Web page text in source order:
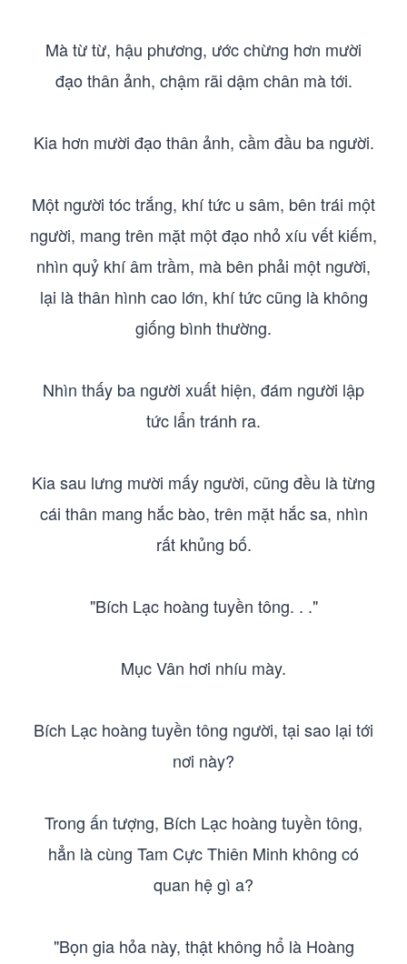
Mà từ từ, hậu phương, ước chừng hơn mười
đạo thân ảnh, chậm rãi dậm chân mà tới.
Kia hơn mười đạo thân ảnh, cầm đầu ba người.
Một người tóc trắng, khí tức u sâm, bên trái một
người, mang trên mặt một đạo nhỏ xíu vết kiếm,
nhìn quỷ khí âm trầm, mà bên phải một người,
lại là thân hình cao lớn, khí tức cũng là không
giống bình thường.
Nhìn thấy ba người xuất hiện, đám người lập
tức lẩn tránh ra.
Kia sau lưng mười mấy người, cũng đều là từng
cái thân mang hắc bào, trên mặt hắc sa, nhìn
rất khủng bố.
"Bích Lạc hoàng tuyền tông. . ."
Mục Vân hơi nhíu mày.
Bích Lạc hoàng tuyền tông người, tại sao lại tới
nơi này?
Trong ấn tượng, Bích Lạc hoàng tuyền tông,
hẳn là cùng Tam Cực Thiên Minh không có
quan hệ gì a?
"Bọn gia hỏa này, thật không hổ là Hoàng